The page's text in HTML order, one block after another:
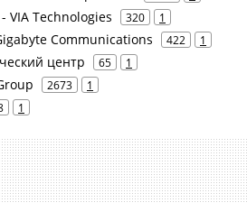
VIA Technologies 320 1
Communications 422 1
центр 65 1
2673 1
1